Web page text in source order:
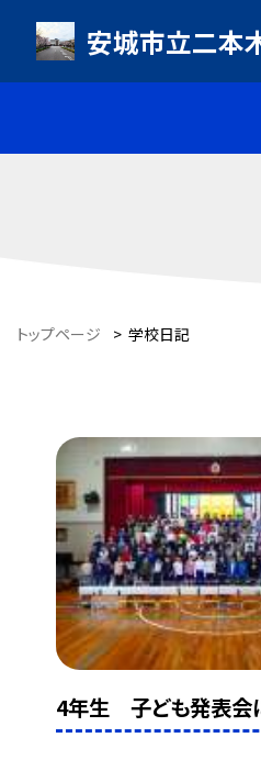
安城市立二本
トップページ > 学校日記
4年生 子ども発表会